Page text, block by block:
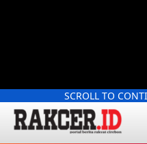
SCROLL TO